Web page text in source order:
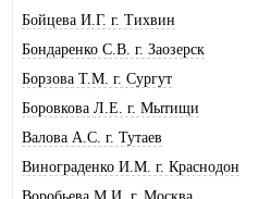
Бойцева И.Г. г. Тихвин
Бондаренко С.В. г. Заозерск
Борзова Т.М. г. Сургут
Боровкова Л.Е. г. Мытищи
Валова А.С. г. Тутаев
Винограденко И.М. г. Краснодон